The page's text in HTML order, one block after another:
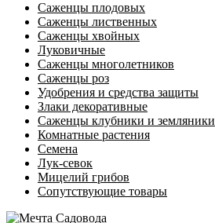
Саженцы плодовых
Саженцы лиственных
Саженцы хвойных
Луковичные
Саженцы многолетников
Саженцы роз
Удобрения и средства защиты
Злаки декоративные
Саженцы клубники и земляники
Комнатные растения
Семена
Лук-севок
Мицелий грибов
Сопутствующие товары